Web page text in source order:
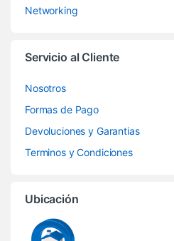
Networking
Servicio al Cliente
Nosotros
Formas de Pago
Devoluciones y Garantias
Terminos y Condiciones
Ubicación